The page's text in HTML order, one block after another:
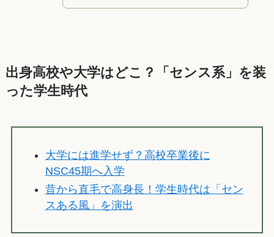
出身高校や大学はどこ？「センス系」を装
った学生時代
大学には進学せず？高校卒業後に
NSC45期へ入学
昔から直毛で高身長！学生時代は「セン
スある風」を演出